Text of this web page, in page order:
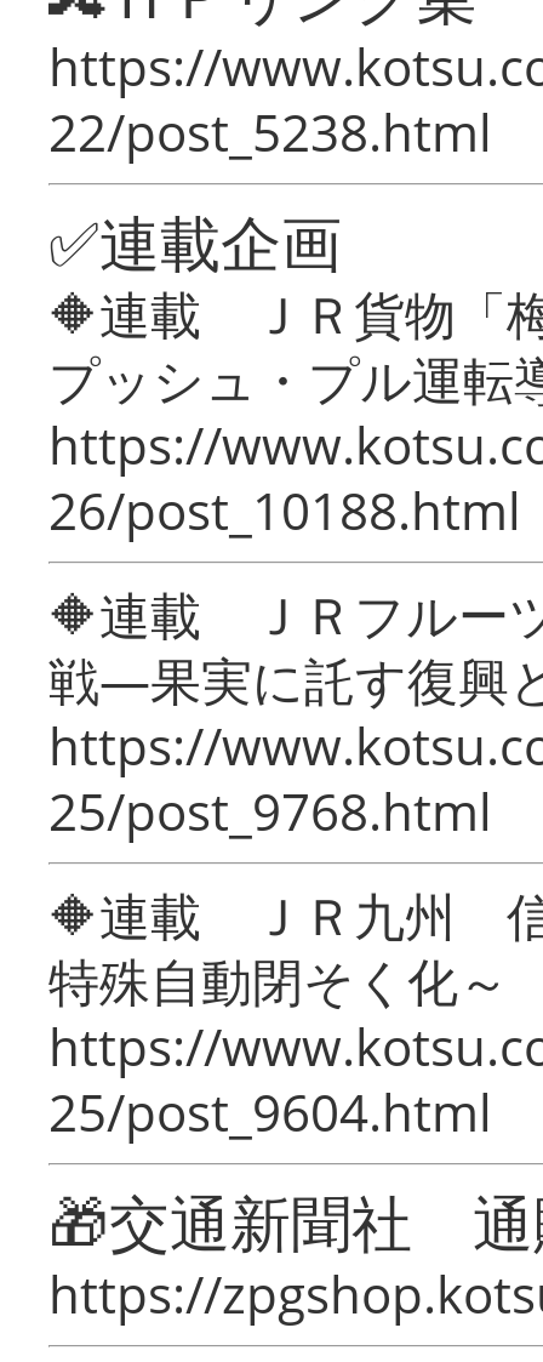
https://
22/post_5238.html
✅連載企画
🔶連載 ＪＲ貨物「
プッシュ・プル運転
https://
26/post_10188.html
🔶連載 ＪＲフルー
戦―果実に託す復興
https://
25/post_9768.html
🔶連載 ＪＲ九州 信
特殊自動閉そく化～
https://
25/post_9604.html
🎁交通新聞社
https://